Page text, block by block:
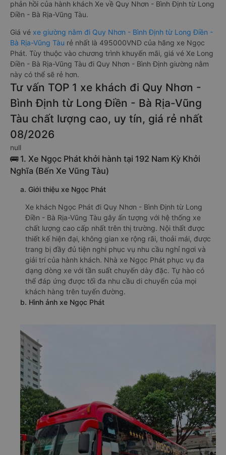
phản hồi của hành khách Xe về Quy Nhơn - Bình Định từ Long
Điền - Bà Rịa-Vũng Tàu.
Giá vé xe giường nằm đi Quy Nhơn - Bình Định từ Long Điền -
Bà Rịa-Vũng Tàu rẻ nhất là 495000VND của hãng xe Ngọc
Phát. Tùy thuộc vào chương trình khuyến mãi, giá vé Xe Long
Điền - Bà Rịa-Vũng Tàu đi Quy Nhơn - Bình Định giường nằm
này có thể sẽ rẻ hơn.
Tư vấn TOP 1 xe khách đi Quy Nhơn -
Bình Định từ Long Điền - Bà Rịa-Vũng
Tàu chất lượng cao, uy tín, giá rẻ nhất
08/2026
null
🚌 1. Xe Ngọc Phát khởi hành tại 192 Nam Kỳ Khởi
Nghĩa (Bến Xe Vũng Tàu)
a. Giới thiệu xe Ngọc Phát
Xe khách Ngọc Phát đi Quy Nhơn - Bình Định từ Long
Điền - Bà Rịa-Vũng Tàu gây ấn tượng với hệ thống xe
chất lượng cao cấp nhất trên thị trường. Nội thất được
thiết kế hiện đại, không gian xe rộng rãi, thoải mái, được
trang bị đầy đủ tiện nghi phục vụ nhu cầu nghỉ ngơi và
giải trí của hành khách. Nhà xe Ngọc Phát phục vụ đa
dạng dòng xe với tần suất chuyến dày đặc. Tự hào có
thể đáp ứng được tối đa nhu cầu di chuyển của mọi
khách hàng trên tuyến đường.
b. Hình ảnh xe Ngọc Phát